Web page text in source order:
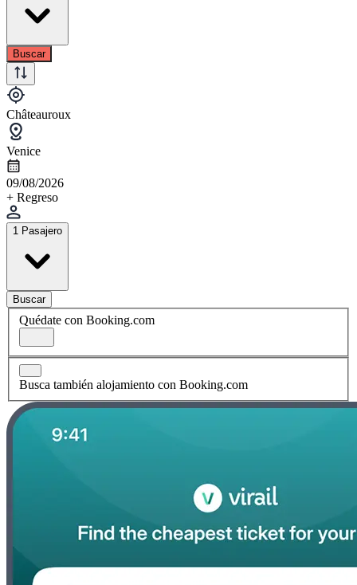
Buscar
Châteauroux
Venice
09/08/2026
+ Regreso
1 Pasajero
Buscar
Quédate con Booking.com
Busca también alojamiento con Booking.com